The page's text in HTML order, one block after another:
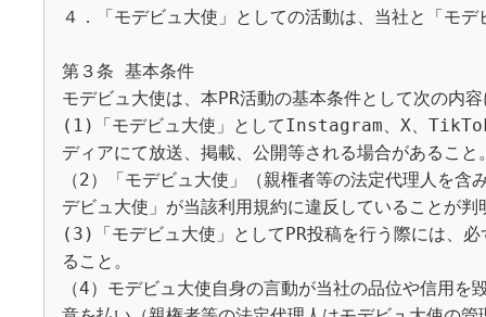
４．「モデビュ大使」としての活動は、当社と「モ
第３条 基本条件
モデビュ大使は、本PR活動の基本条件として次の内
(1)「モデビュ大使」としてInstagram、X、TikTok
ディアにて放送、掲載、公開等される場合があること
（2）「モデビュ大使」（親権者等の法定代理人を
デビュ大使」が当該利用規約に違反していることが
(3)「モデビュ大使」としてPR投稿を行う際には、
ること。
（4）モデビュ大使自身の言動が当社の品位や信用